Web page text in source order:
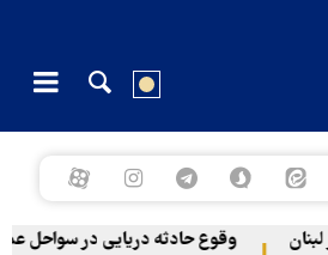
وقوع حادثه دریایی در سواحل عمان